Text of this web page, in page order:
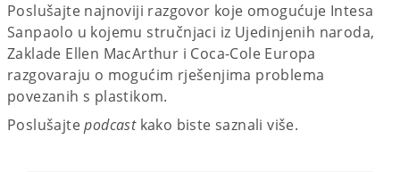
Poslušajte najnoviji razgovor koje omogućuje Intesa
Sanpaolo u kojemu stručnjaci iz Ujedinjenih naroda,
Zaklade Ellen MacArthur i Coca-Cole Europa
razgovaraju o mogućim rješenjima problema
povezanih s plastikom.
Poslušajtepodcastkako biste saznali više.